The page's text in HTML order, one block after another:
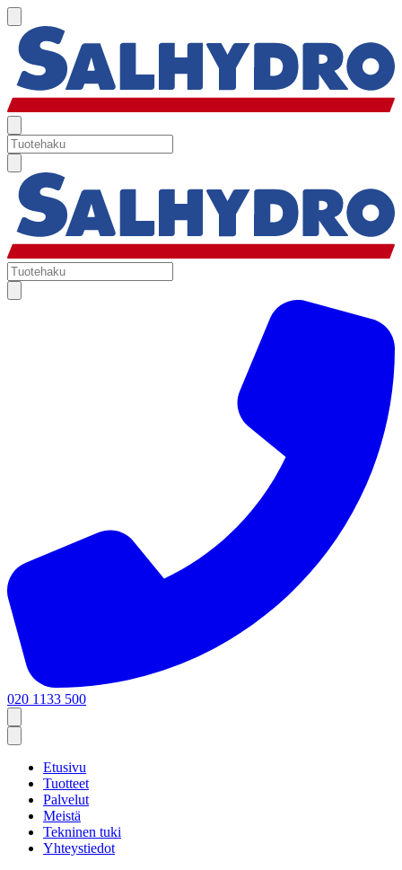
020 1133 500
Etusivu
Tuotteet
Palvelut
Meistä
Tekninen tuki
Yhteystiedot